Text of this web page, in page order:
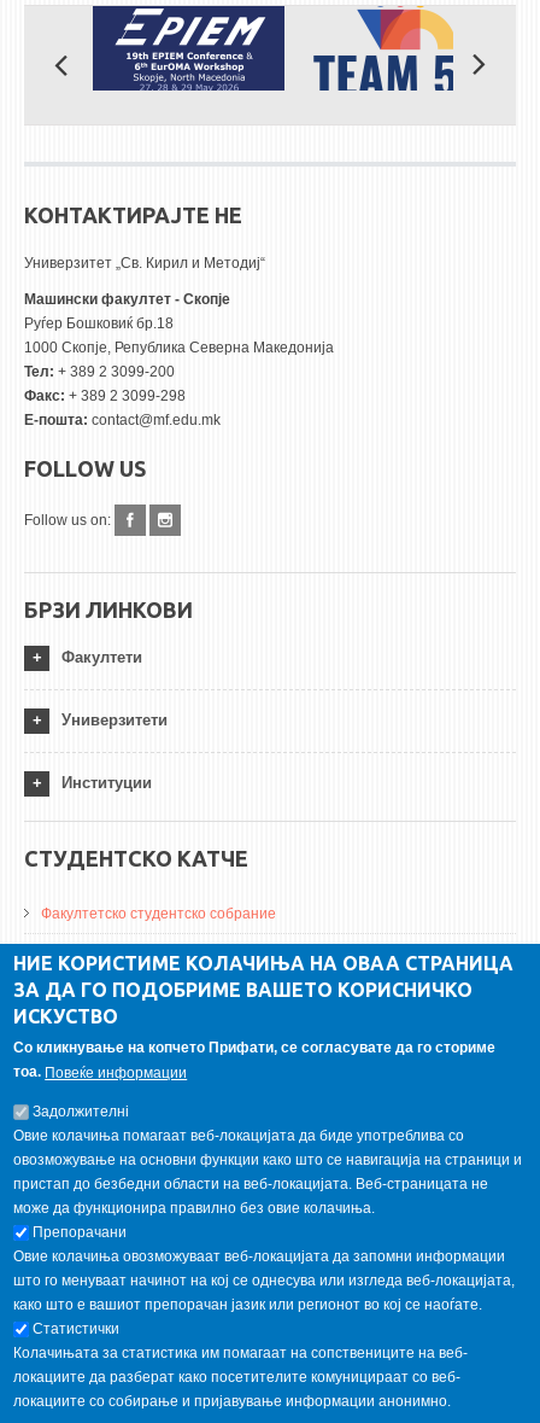
КОНТАКТИРАЈТЕ НЕ
Универзитет „Св. Кирил и Методиј“
Машински факултет - Скопје
Руѓер Бошковиќ бр.18
1000 Скопје, Република Северна Македонија
Тел: + 389 2 3099-200
Факс: + 389 2 3099-298
Е-пошта: contact@mf.edu.mk
FOLLOW US
Follow us on:
БРЗИ ЛИНКОВИ
Факултети
Универзитети
Институции
СТУДЕНТСКО КАТЧЕ
Факултетско студентско собрание
ДА Винчи магазин
Алумни асоцијација
ГАЛЕРИЈА
НИЕ КОРИСТИМЕ КОЛАЧИЊА НА ОВАА СТРАНИЦА
ЗА ДА ГО ПОДОБРИМЕ ВАШЕТО КОРИСНИЧКО
ИСКУСТВО
Со кликнување на копчето Прифати, се согласувате да го сториме
тоа. Повеќе информации
Задолжителнi
Овие колачиња помагаат веб-локацијата да биде употреблива со
овозможување на основни функции како што се навигација на страници и
пристап до безбедни области на веб-локацијата. Веб-страницата не
може да функционира правилно без овие колачиња.
Препорачани
Овие колачиња овозможуваат веб-локацијата да запомни информации
што го менуваат начинот на кој се однесува или изгледа веб-локацијата,
како што е вашиот препорачан јазик или регионот во кој се наоѓате.
Статистички
Колачињата за статистика им помагаат на сопствениците на веб-
локациите да разберат како посетителите комуницираат со веб-
локациите со собирање и пријавување информации анонимно.